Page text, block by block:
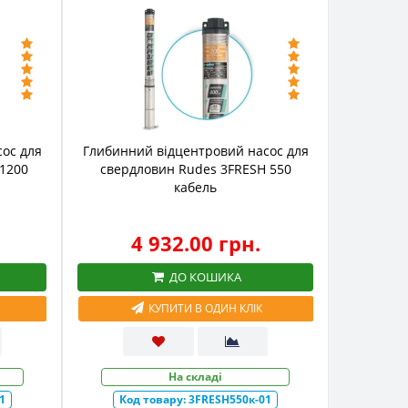
для
Глибинний відцентровий насос для
свердловин Rudes 3FRESH 550
кабель
4 932.00 грн.
ДО КОШИКА
КУПИТИ В ОДИН КЛІК
На складі
Код товару:3FRESH550к-01